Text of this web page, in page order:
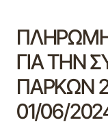
ΓΙΑ ΤΗΝ
ΠΑΡΚΩΝ
01/06/